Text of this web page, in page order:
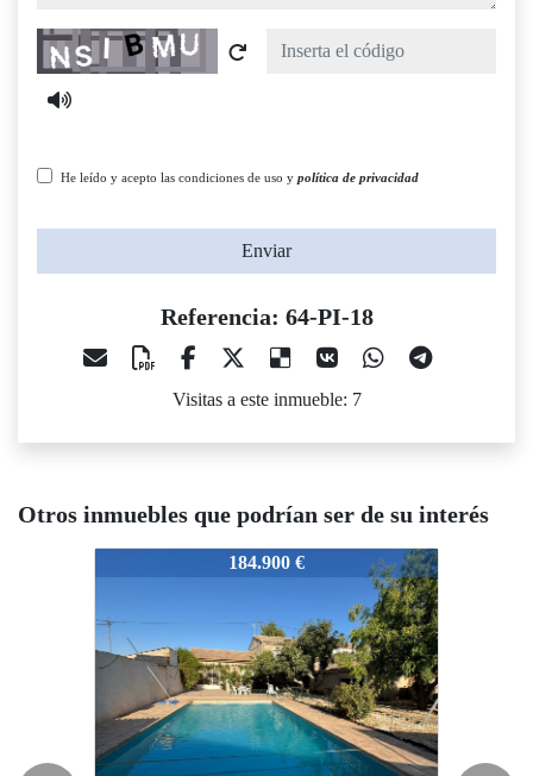
Captcha
He leído y acepto las condiciones de uso y política de privacidad
Enviar
Referencia: 64-PI-18
Visitas a este inmueble: 7
Otros inmuebles que podrían ser de su interés
64-PI-18
165.000 €